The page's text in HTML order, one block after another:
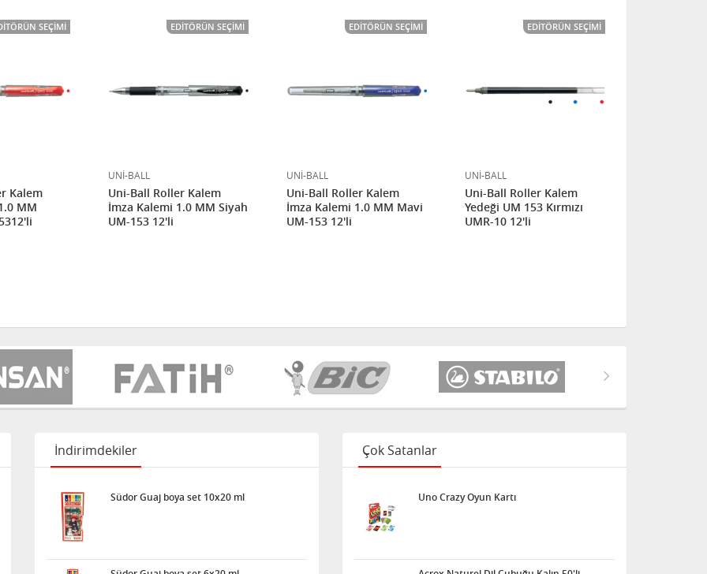
SEÇIMI
Kalem
MM
EDITÖRÜN SEÇIMI
UNİ-BALL
Uni-Ball Roller Kalem
İmza Kalemi 1.0 MM Siyah
UM-153 12'li
EDITÖRÜN SEÇIMI
UNİ-BALL
Uni-Ball Roller Kalem
İmza Kalemi 1.0 MM Mavi
UM-153 12'li
EDITÖRÜN SEÇIMI
UNİ-BALL
Uni-Ball Roller Kalem
Yedeği UM 153 Kırmızı
UMR-10 12'li
İndirimdekiler
Südor Guaj boya set 10x20 ml
Çok Satanlar
Uno Crazy Oyun Kartı